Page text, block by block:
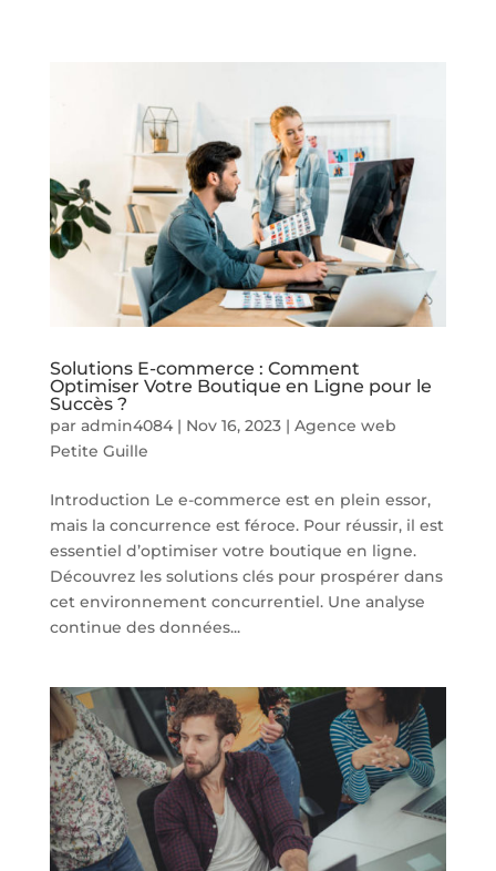
Solutions E-commerce : Comment
Optimiser Votre Boutique en Ligne pour le
Succès ?
par admin4084| Nov 16, 2023| Agence web
Petite Guille
Introduction Le e-commerce est en plein essor,
mais la concurrence est féroce. Pour réussir, il est
essentiel d’optimiser votre boutique en ligne.
Découvrez les solutions clés pour prospérer dans
cet environnement concurrentiel. Une analyse
continue des données...